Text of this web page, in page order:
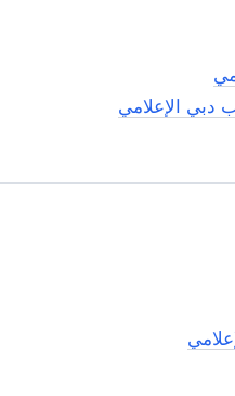
دبي الإعلامي